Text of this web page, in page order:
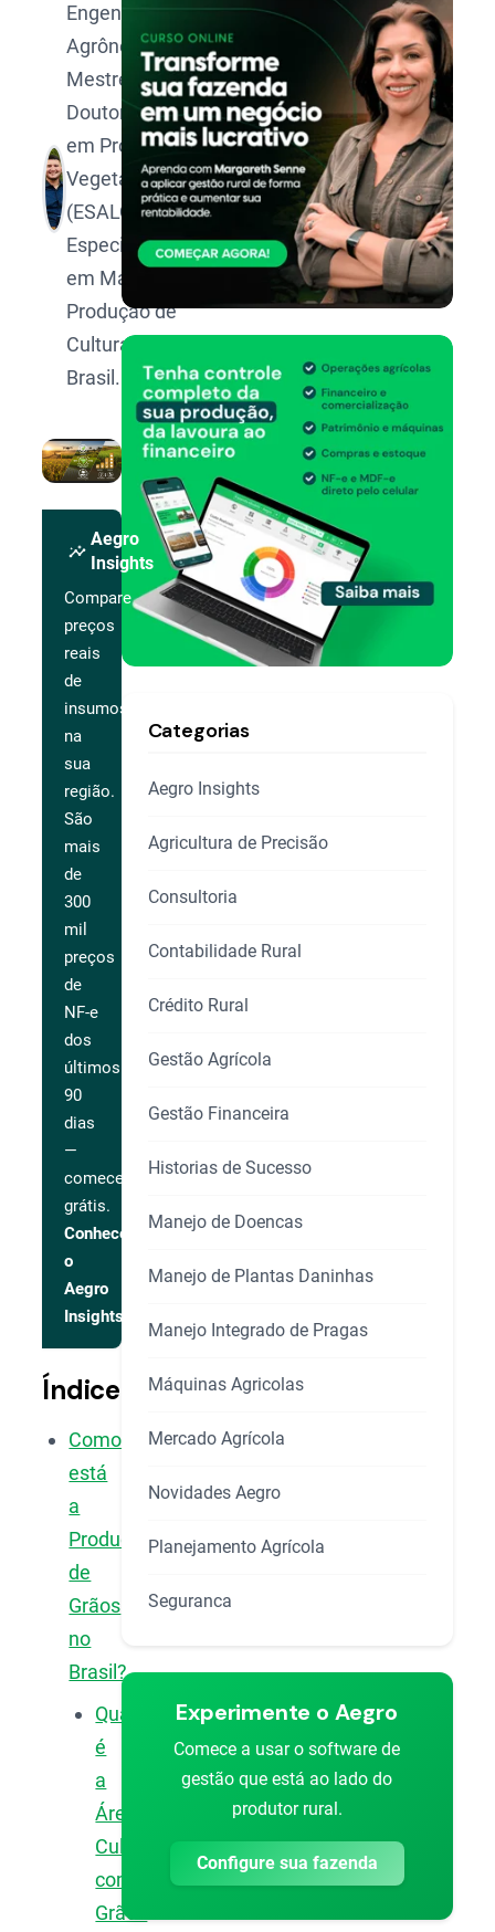
Engenheiro
Agrônomo,
Mestre e
Doutorando
em Produção
Vegetal pela
(ESALQ/USP).
Especialista
em Manejo e
Produção de
Culturas no
Brasil.
insights
Aegro
Insights
Compare
preços
reais
de
insumos
na
sua
região.
São
mais
de
300
mil
preços
de
NF-e
dos
últimos
90
dias
—
comece
grátis.
Conhecer
o
Aegro
Insights
Índice
Como
está
a
Produção
de
Grãos
no
Brasil?
Qual
é
a
Área
Cultivada
com
Grãos
Categorias
Aegro Insights
Agricultura de Precisão
Consultoria
Contabilidade Rural
Crédito Rural
Gestão Agrícola
Gestão Financeira
Historias de Sucesso
Manejo de Doencas
Manejo de Plantas Daninhas
Manejo Integrado de Pragas
Máquinas Agricolas
Mercado Agrícola
Novidades Aegro
Planejamento Agrícola
Seguranca
Experimente o Aegro
Comece a usar o software de
gestão que está ao lado do
produtor rural.
Configure sua fazenda